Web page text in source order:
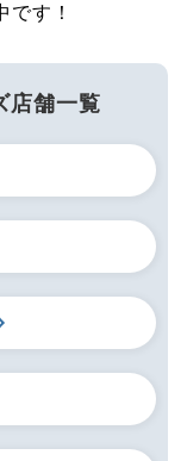
す！
店舗一覧